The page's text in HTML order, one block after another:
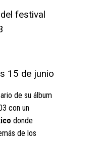
festival
15 de junio
de su álbum
con un
donde
de los